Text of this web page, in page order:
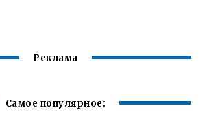
Реклама
Самое популярное: